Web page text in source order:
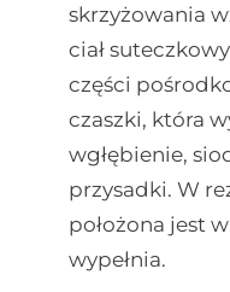
skrzyżowania
ciał
części
czaszki, która
wgłębienie,
przysadki. W
położona jest
wypełnia.